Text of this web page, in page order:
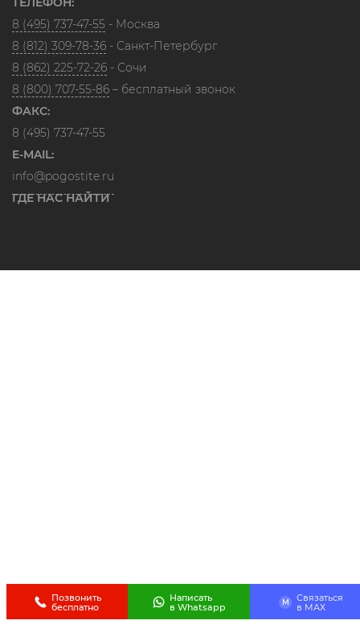
8 (495) 737-47-55 - Москва
8 (812) 309-78-36 - Санкт-Петербург
8 (862) 225-72-26 - Сочи
8 (800) 707-55-86 – бесплатный звонок
ФАКС:
8 (495) 737-47-55
E-MAIL:
info@pogostite.ru
ГДЕ НАС НАЙТИ
Позвонить
бесплатно
Написать
в Whatsapp
M
Связаться
в МАХ